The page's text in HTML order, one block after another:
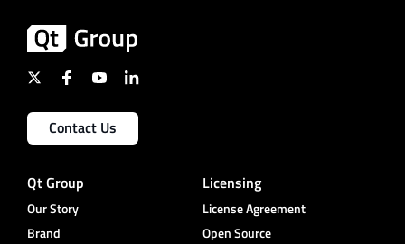
Contact Us
Qt Group
Our Story
Brand
Licensing
License Agreement
Open Source